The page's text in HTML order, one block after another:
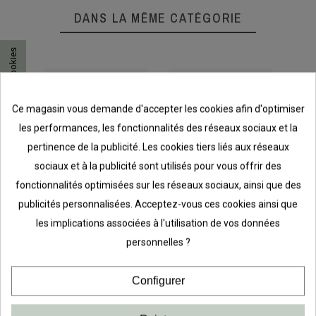
DANS LA MÊME CATÉGORIE
Godet panneau
perforé Garage +
3,41 €
Boîte à
accessoires pour
Garage +
3,85 €
Ce magasin vous demande d'accepter les cookies afin d'optimiser
les performances, les fonctionnalités des réseaux sociaux et la
pertinence de la publicité. Les cookies tiers liés aux réseaux
sociaux et à la publicité sont utilisés pour vous offrir des
fonctionnalités optimisées sur les réseaux sociaux, ainsi que des
publicités personnalisées. Acceptez-vous ces cookies ainsi que
les implications associées à l'utilisation de vos données
personnelles ?
Configurer
Consentement aux cookies